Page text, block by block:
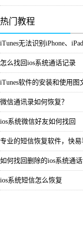
热门教程
iTunes无法识别iPhone、
怎么找回ios系统通话记录
iTunes软件的安装和使用图
微信通讯录如何恢复？
ios系统微信好友如何找回
专业的短信恢复软件，快易
如何找回删除的ios系统通
ios系统短信怎么恢复